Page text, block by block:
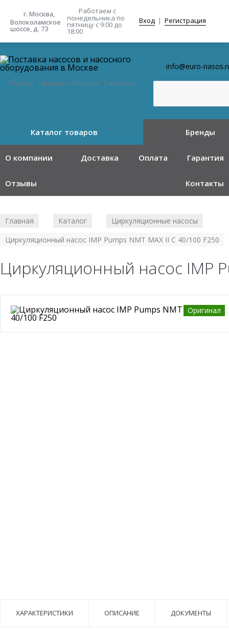
г. Москва,
Волоколамское
шоссе, д. 73
Работаем с
понедельника по
пятницу с 9:00 до
18:00
Вход | Регистрация
Подбор · Продажа · Монтаж · Гарантия
info@euro-
Каталог товаров Бренды
О компании Доставка Оплата Гарантия
Отзывы Контакты
Главная Каталог Циркуляционные насосы
Циркуляционный насос IMP Pumps NMT MAX II C 40/100 F250
Циркуляционный насос IMP
Оригинал
ХАРАКТЕРИСТИКИ ОПИСАНИЕ ДОКУМЕНТЫ